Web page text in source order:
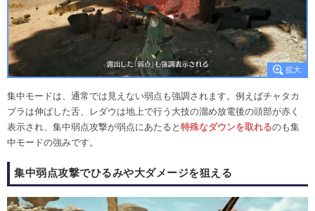
集中モードは、通常では見えない弱点も強調されます。例えばチャタカ
ブラは伸ばした舌、レダウは地上で行う大技の溜め放電後の頭部が赤く
表示され、集中弱点攻撃が弱点にあたると 特殊なダウンを取れるのも集
中モードの強みです。
集中弱点攻撃でひるみや大ダメージを狙える